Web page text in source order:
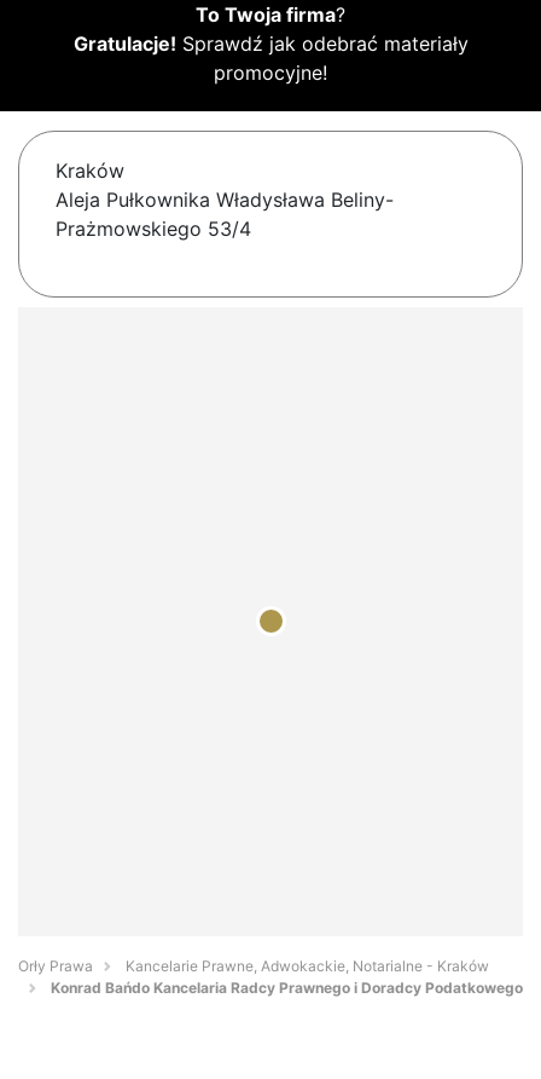
To Twoja firma?
Gratulacje! Sprawdź jak odebrać materiały
promocyjne!
Kraków
Aleja Pułkownika Władysława Beliny-
Prażmowskiego 53/4
Orły Prawa
Kancelarie Prawne, Adwokackie, Notarialne - Kraków
Konrad Bańdo Kancelaria Radcy Prawnego i Doradcy Podatkowego